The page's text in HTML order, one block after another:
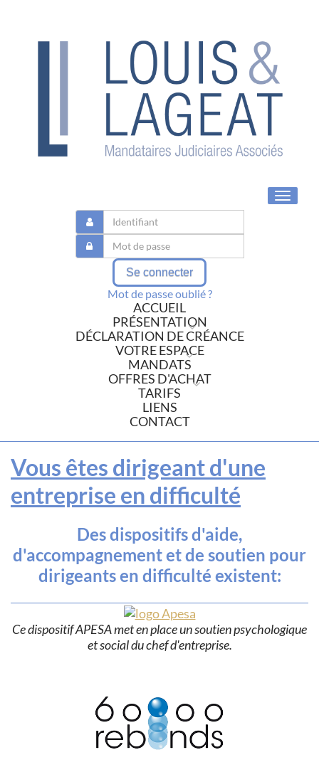
Toggle
Se connecter
Mot de passe oublié ?
ACCUEIL
PRÉSENTATION
DÉCLARATION DE CRÉANCE
VOTRE ESPACE
MANDATS
OFFRES D'ACHAT
TARIFS
LIENS
CONTACT
Vous êtes dirigeant d'une
entreprise en difficulté
Des dispositifs d'aide,
d'accompagnement et de soutien pour
dirigeants en difficulté existent:
Ce dispositif APESA met en place un soutien psychologique
et social du chef d'entreprise.